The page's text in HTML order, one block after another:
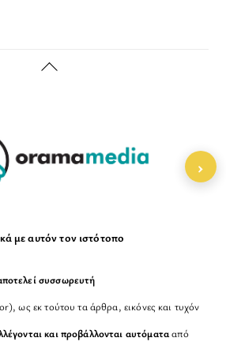
Back
με αυτόν τον ιστότοπο
συσσωρευτή
ως εκ τούτου τα άρθρα, εικόνες και τυχόν
και προβάλλονται αυτόματααπό
›